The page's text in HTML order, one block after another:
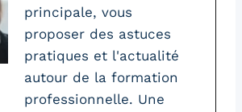
principale, vous
proposer des astuces
pratiques et l'actualité
autour de la formation
professionnelle. Une